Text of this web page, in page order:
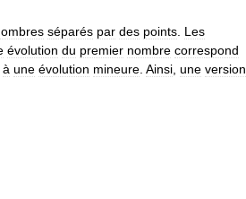
séparés par des points. Les
évolution du premier nombre correspond
à une évolution mineure. Ainsi, une version